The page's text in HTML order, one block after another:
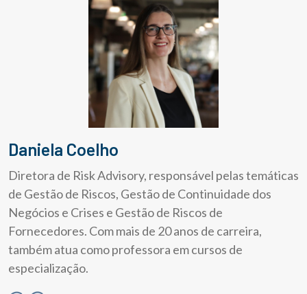
Daniela Coelho
Diretora de Risk Advisory, responsável pelas temáticas
de Gestão de Riscos, Gestão de Continuidade dos
Negócios e Crises e Gestão de Riscos de
Fornecedores. Com mais de 20 anos de carreira,
também atua como professora em cursos de
especialização.